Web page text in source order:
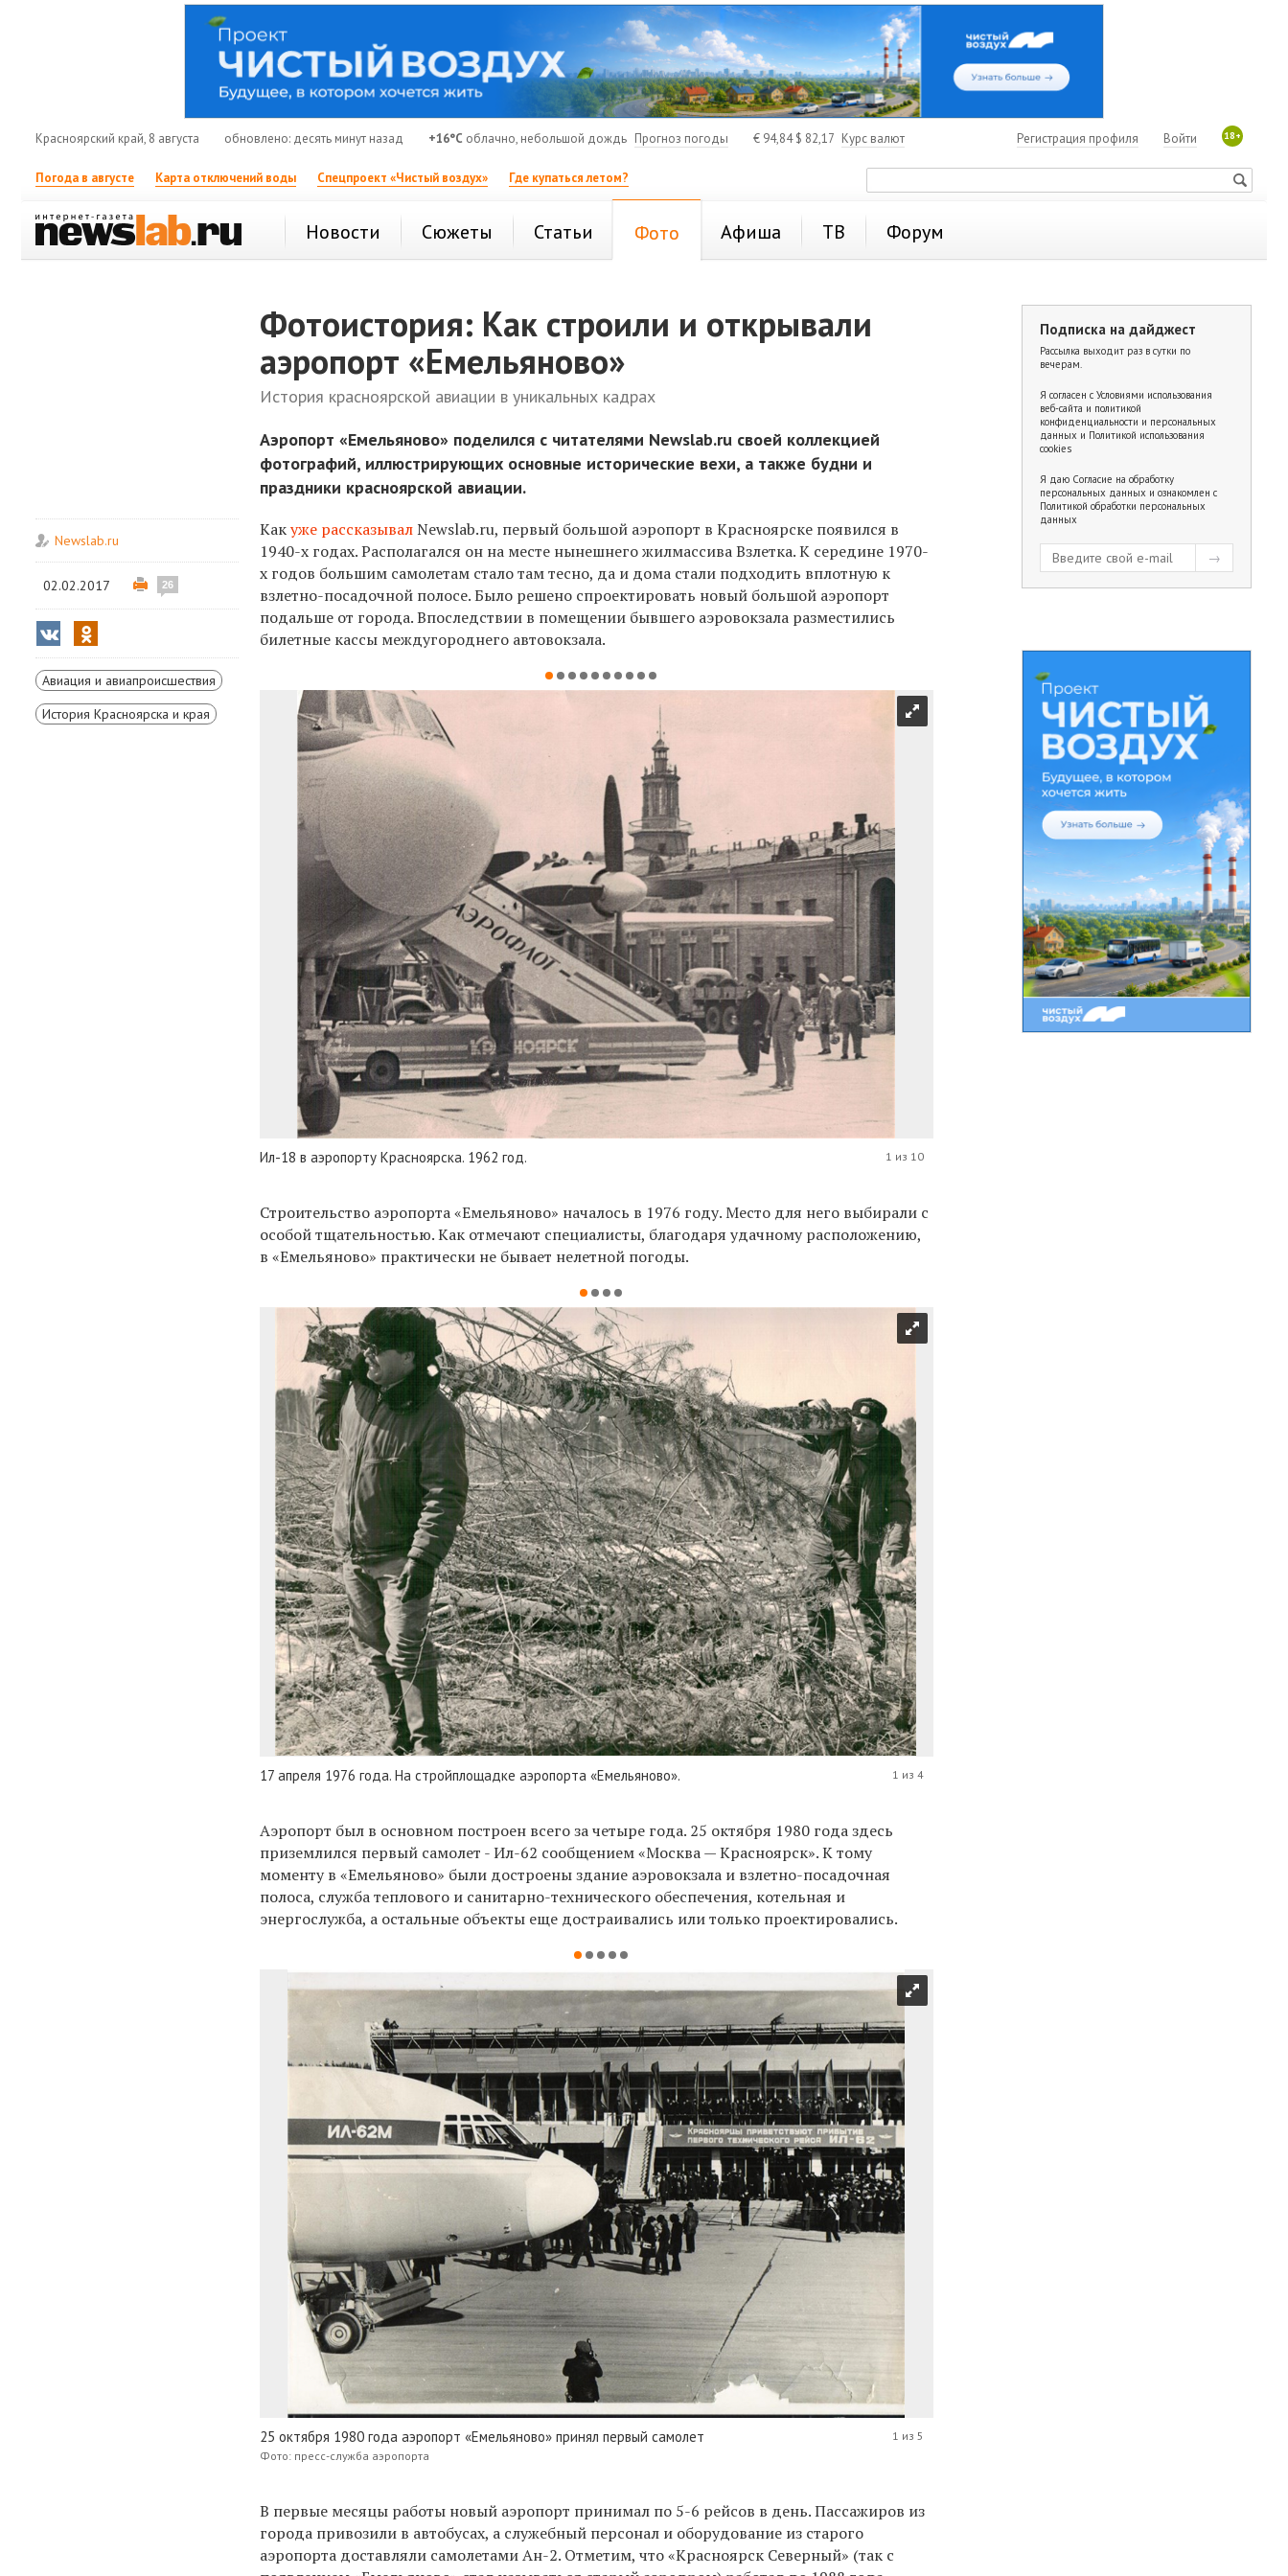
Красноярский край, 8 августа обновлено: десять минут назад +16°C облачно, небольшой дождь Прогноз погоды € 94,84$ 82,17 Курс валют 18+
Войти
Регистрация профиля
Погода в августе Карта отключений воды Спецпроект «Чистый воздух» Где купаться летом?
Новости Сюжеты Статьи Фото Афиша ТВ Форум
Фотоистория: Как строили и открывали
аэропорт «Емельяново»
История красноярской авиации в уникальных кадрах
Аэропорт «Емельяново» поделился с читателями Newslab.ru своей коллекцией
фотографий, иллюстрирующих основные исторические вехи, а также будни и
праздники красноярской авиации.
Newslab.ru
02.02.2017 26
Авиация и авиапроисшествия
История Красноярска и края
Какуже рассказывалNewslab.ru, первый большой аэропорт в Красноярске появился в
1940-х годах. Располагался он на месте нынешнего жилмассива Взлетка. К середине 1970-
х годов большим самолетам стало там тесно, да и дома стали подходить вплотную к
взлетно-посадочной полосе. Было решено спроектировать новый большой аэропорт
подальше от города. Впоследствии в помещении бывшего аэровокзала разместились
билетные кассы междугороднего автовокзала.
Ил-18 в аэропорту Красноярска. 1962 год. 1 из 10
Строительство аэропорта «Емельяново» началось в 1976 году. Место для него выбирали с
особой тщательностью. Как отмечают специалисты, благодаря удачному расположению,
в «Емельяново» практически не бывает нелетной погоды.
17 апреля 1976 года. На стройплощадке аэропорта «Емельяново». 1 из 4
Аэропорт был в основном построен всего за четыре года. 25 октября 1980 года здесь
приземлился первый самолет - Ил-62 сообщением «Москва — Красноярск». К тому
моменту в «Емельяново» были достроены здание аэровокзала и взлетно-посадочная
полоса, служба теплового и санитарно-технического обеспечения, котельная и
энергослужба, а остальные объекты еще достраивались или только проектировались.
25 октября 1980 года аэропорт «Емельяново» принял первый самолет
Фото: пресс-служба аэропорта
1 из 5
В первые месяцы работы новый аэропорт принимал по 5-6 рейсов в день. Пассажиров из
города привозили в автобусах, а служебный персонал и оборудование из старого
аэропорта доставляли самолетами Ан-2. Отметим, что «Красноярск Северный» (так с
Подписка на дайджест
Рассылка выходит раз в сутки по
вечерам.
Я согласен с Условиями использования
веб-сайта и политикой
конфиденциальности и персональных
данных и Политикой использования
cookies
Я даю Согласие на обработку
персональных данных и ознакомлен с
Политикой обработки персональных
данных